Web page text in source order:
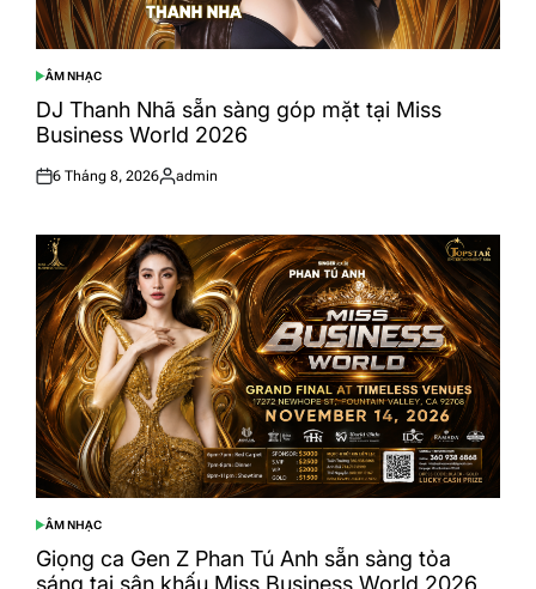
POSTED
IN
ÂM NHẠC
DJ Thanh Nhã sẵn sàng góp mặt tại Miss
Business World 2026
Posted
6 Tháng 8, 2026
Posted
admin
POSTED
IN
ÂM NHẠC
Giọng ca Gen Z Phan Tú Anh sẵn sàng tỏa
sáng tại sân khấu Miss Business World 2026